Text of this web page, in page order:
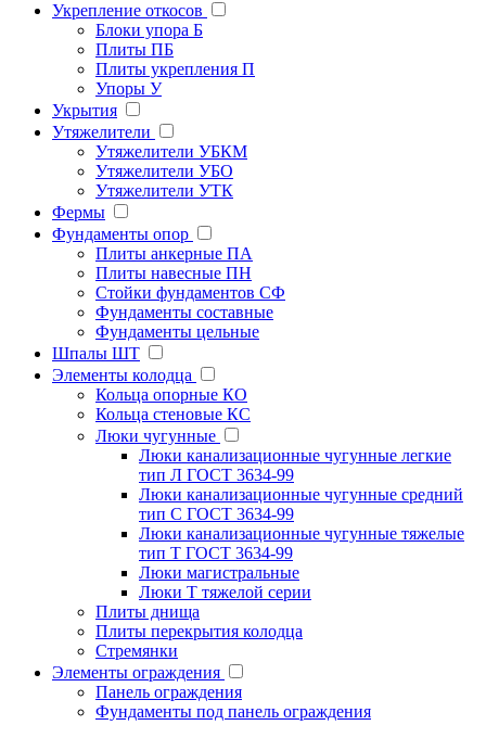
Укрепление откосов
Блоки упора Б
Плиты ПБ
Плиты укрепления П
Упоры У
Укрытия
Утяжелители
Утяжелители УБКМ
Утяжелители УБО
Утяжелители УТК
Фермы
Фундаменты опор
Плиты анкерные ПА
Плиты навесные ПН
Стойки фундаментов СФ
Фундаменты составные
Фундаменты цельные
Шпалы ШТ
Элементы колодца
Кольца опорные КО
Кольца стеновые КС
Люки чугунные
Люки канализационные чугунные легкие
тип Л ГОСТ 3634-99
Люки канализационные чугунные средний
тип С ГОСТ 3634-99
Люки канализационные чугунные тяжелые
тип Т ГОСТ 3634-99
Люки магистральные
Люки Т тяжелой серии
Плиты днища
Плиты перекрытия колодца
Стремянки
Элементы ограждения
Панель ограждения
Фундаменты под панель ограждения